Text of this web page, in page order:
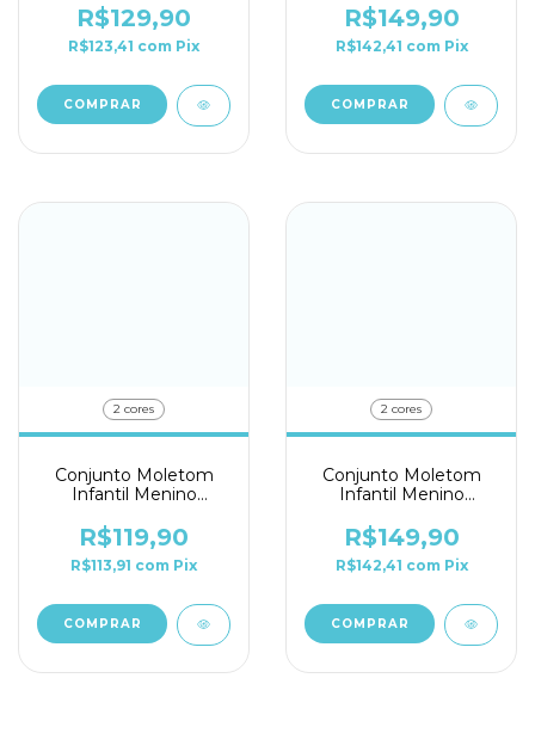
116782
R$129,90
R$123,41 com Pix
COMPRAR
R$149,90
R$142,41 com Pix
COMPRAR
2 cores
Conjunto Moletom
Infantil Menino
116776
R$119,90
R$113,91 com Pix
COMPRAR
2 cores
Conjunto Moletom
Infantil Menino
0116675
R$149,90
R$142,41 com Pix
COMPRAR